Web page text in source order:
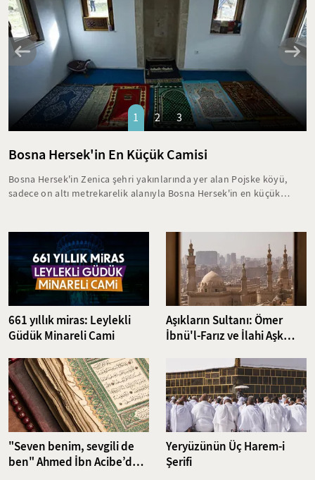
Bosna Hersek'in En Küçük Camisi
Bosna Hersek'in Zenica şehri yakınlarında yer alan Pojske köyü,
sadece on altı metrekarelik alanıyla Bosna Hersek'in en küçük
uluslararası bir merkez haline geldi. İşte, Bosna Hersek'in en küçük
camisinin hikayesi...
1 2 3
661 yıllık miras: Leylekli
Güdük Minareli Cami
Aşıkların Sultanı: Ömer
İbnü'l-Farız ve İlahi Aşk
"Seven benim, sevgili de
ben" Ahmed İbn Acibe’den
Yeryüzünün Üç Harem-i
Şerifi